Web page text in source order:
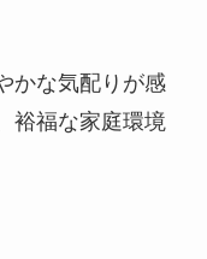
かな気配りが感
裕福な家庭環境